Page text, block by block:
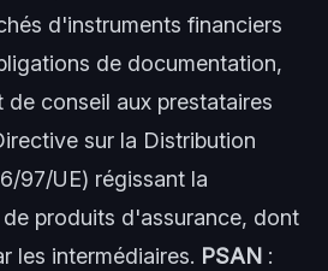
d'instruments financiers
de documentation,
de conseil aux prestataires
sur la Distribution
97/UE) régissant la
produits d'assurance, dont
les intermédiaires. PSAN :